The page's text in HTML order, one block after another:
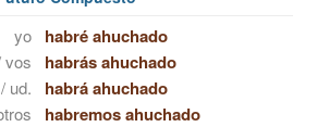
yo habré ahuchado
vos habrás ahuchado
ud. habrá ahuchado
habremos ahuchado